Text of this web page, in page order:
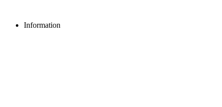
indholdInformation